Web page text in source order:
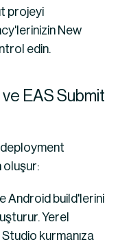
projeyi
New
edin.
EAS Submit
deployment
oluşur:
Android build'lerini
Yerel
kurmanıza